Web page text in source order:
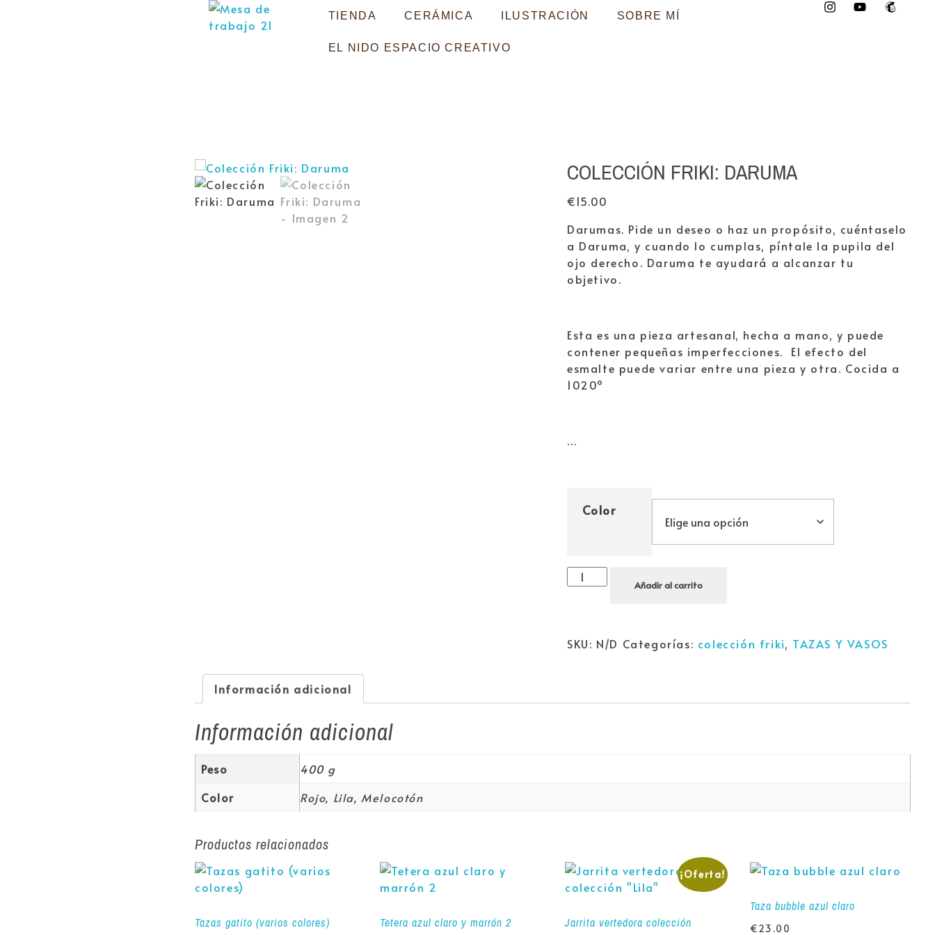
TIENDA CERÁMICA ILUSTRACIÓN SOBRE MÍ
EL NIDO ESPACIO CREATIVO
COLECCIÓN FRIKI: DARUMA
€15.00
Darumas. Pide un deseo o haz un propósito, cuéntaselo
a Daruma, y cuando lo cumplas, píntale la pupila del
ojo derecho. Daruma te ayudará a alcanzar tu
objetivo.
Esta es una pieza artesanal, hecha a mano, y puede
contener pequeñas imperfecciones. El efecto del
esmalte puede variar entre una pieza y otra. Cocida a
1020º
…
Color
Añadir al carrito
SKU: N/D Categorías: colección friki, TAZAS Y VASOS
Información adicional
Información adicional
Peso
400 g
Color
Rojo, Lila, Melocotón
Productos relacionados
Tazas gatito (varios colores) Tetera azul claro y marrón 2
¡Oferta!
Jarrita vertedora colección
Taza bubble azul claro
€23.00